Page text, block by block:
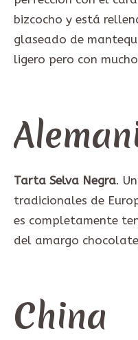
bizcocho y está
glaseado de
ligero pero con
Tarta Selva Negra.
tradicionales de
es completamente
del amargo
China